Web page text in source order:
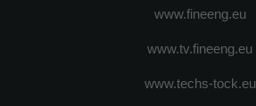
www.fineeng.eu
www.tv.fineeng.eu
www.techs-tock.eu